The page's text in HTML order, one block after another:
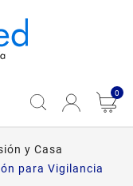
0
y Casa
para Vigilancia